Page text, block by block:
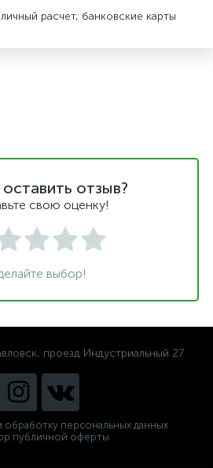
расчет, банковские карты
отзыв?
свою оценку!
выбор!
проезд Индустриальный 27
обработку персональных данных
публичной оферты